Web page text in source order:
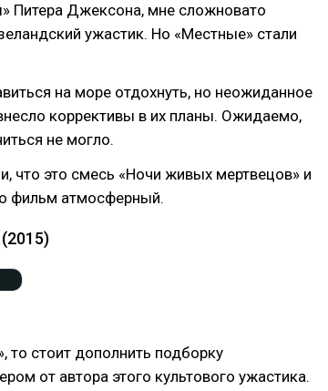
Питера Джексона, мне сложновато
ужастик. Но «Местные» стали
на море отдохнуть, но неожиданное
коррективы в их планы. Ожидаемо,
не могло.
что это смесь «Ночи живых мертвецов» и
фильм атмосферный.
то стоит дополнить подборку
от автора этого культового ужастика.